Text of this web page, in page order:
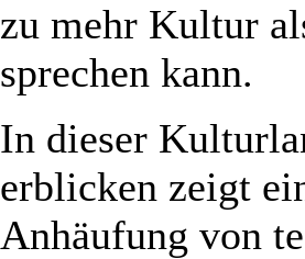
zu mehr Kultur
sprechen kann.
In dieser
erblicken zeigt
Anhäufung von